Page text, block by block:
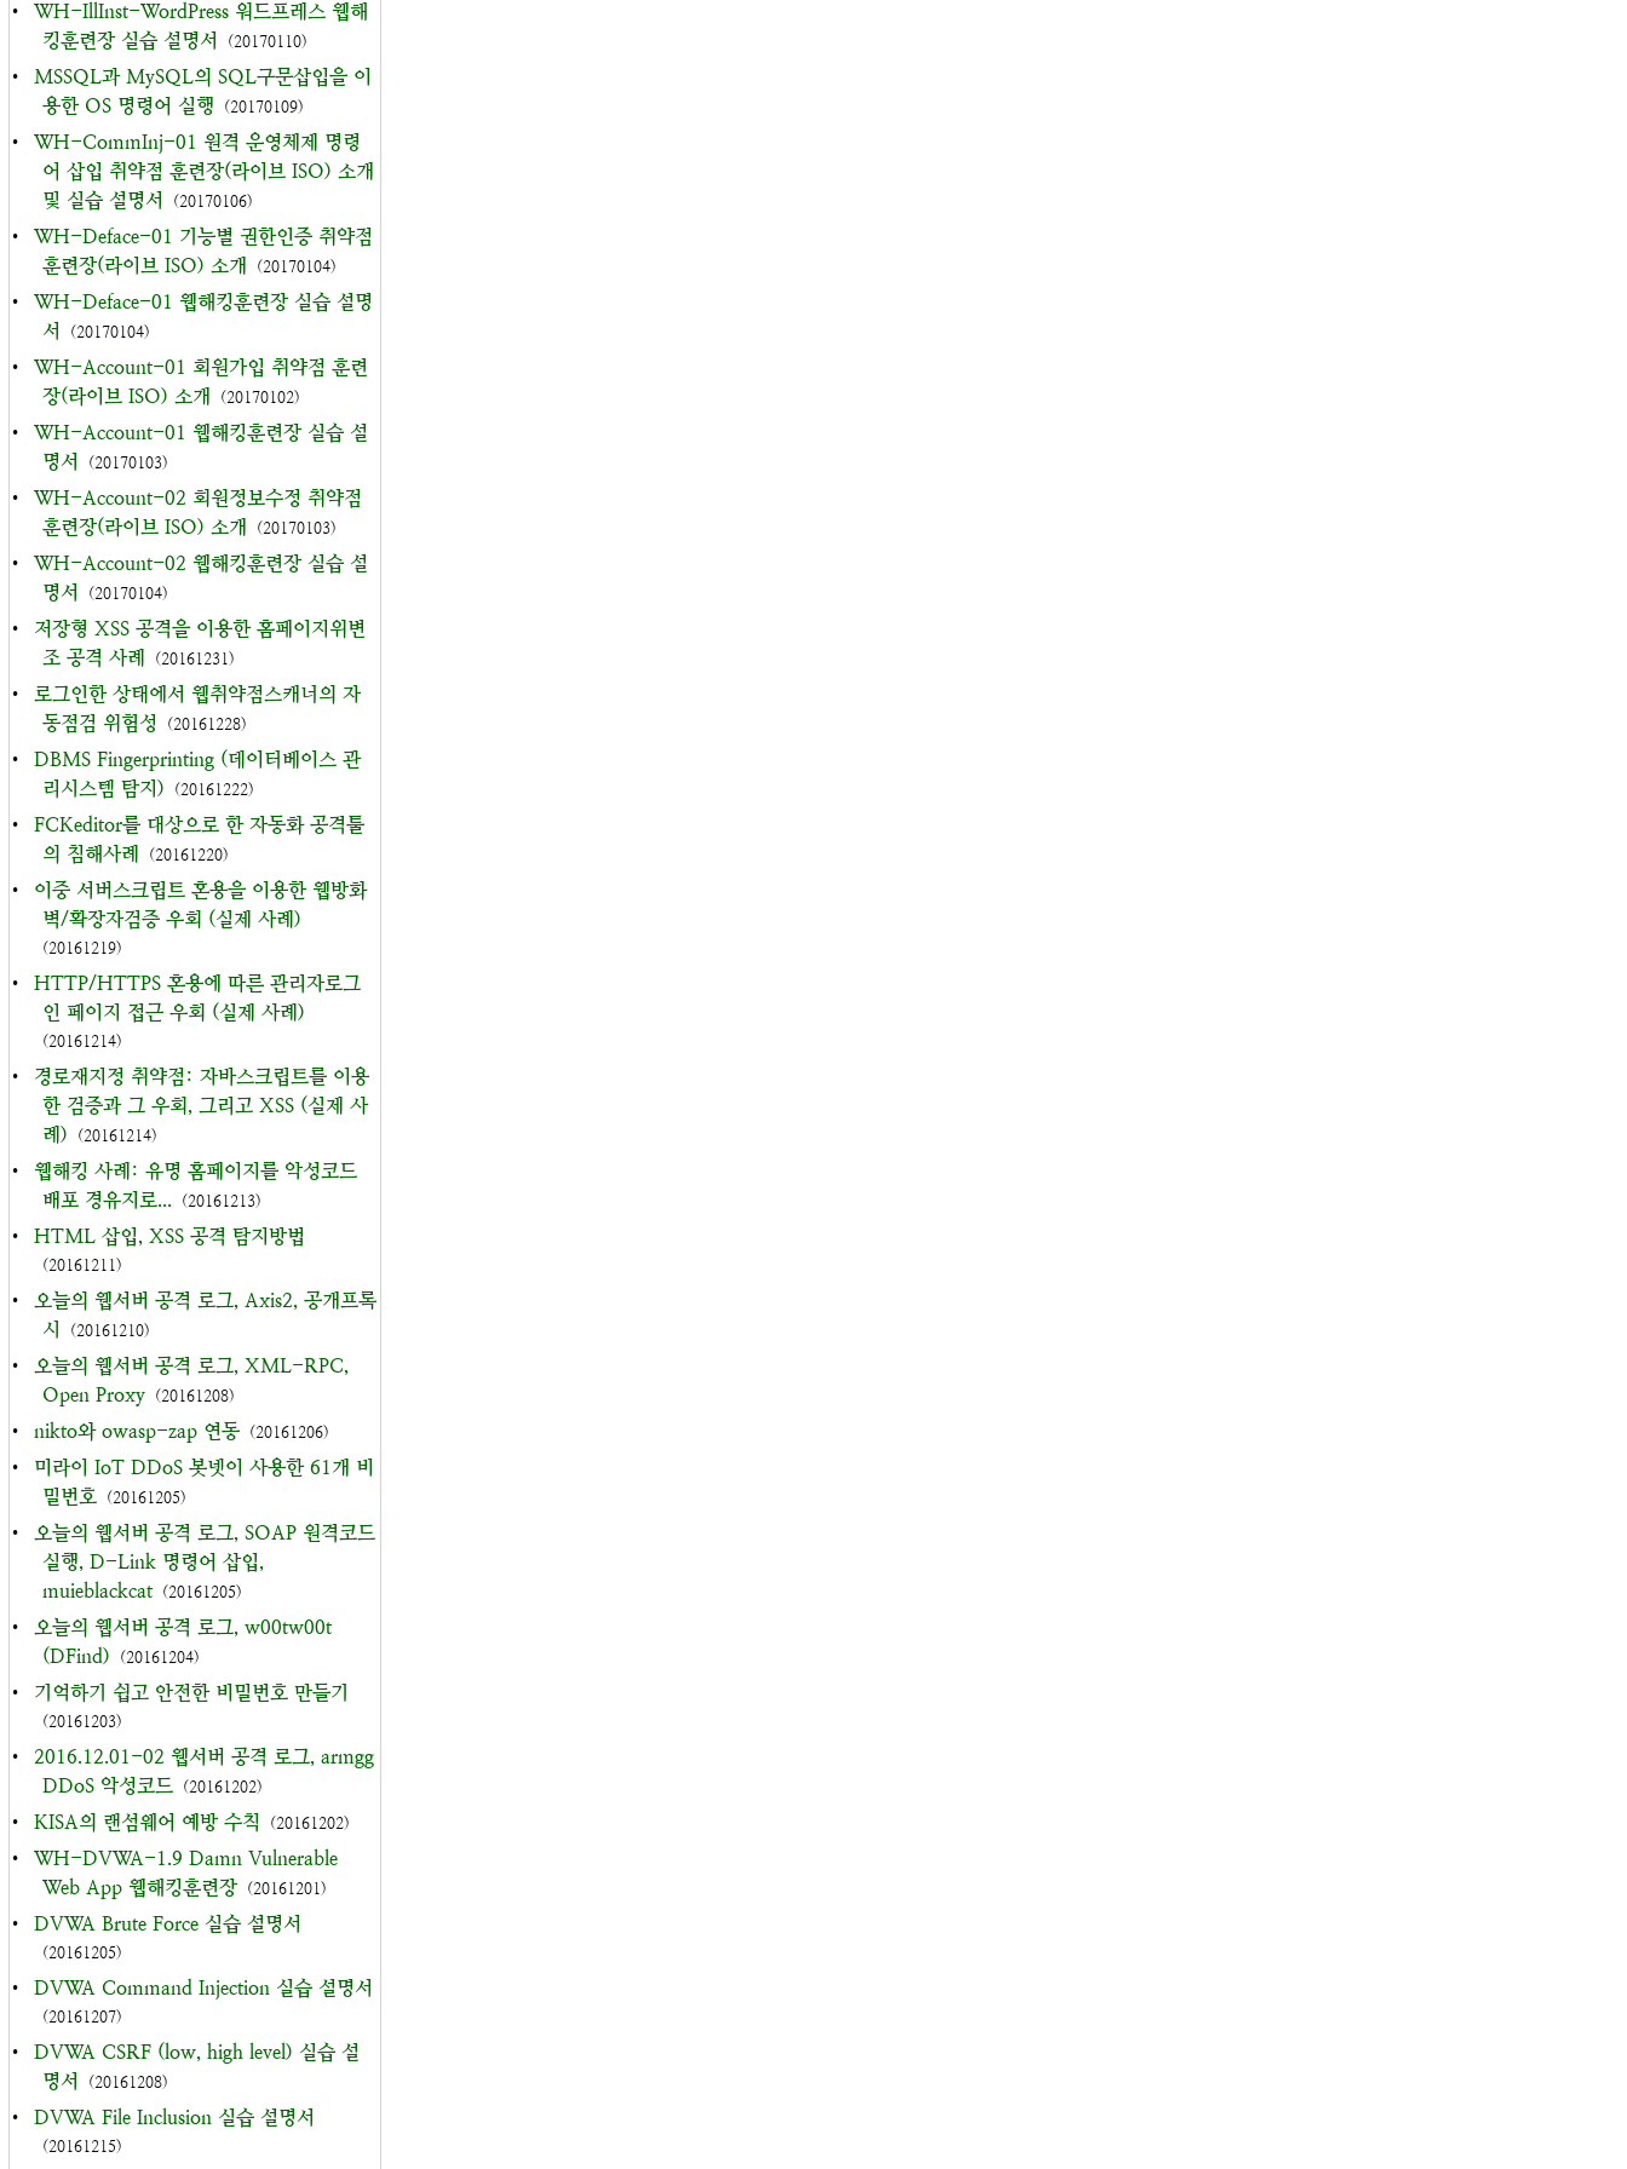
•
WH-IllInst-WordPress 워드프레스 웹해
킹훈련장 실습 설명서
(20170110)
•
MSSQL과 MySQL의 SQL구문삽입을 이
용한 OS 명령어 실행
(20170109)
•
WH-CommInj-01 원격 운영체제 명령
어 삽입 취약점 훈련장(라이브 ISO) 소개
및 실습 설명서
(20170106)
•
WH-Deface-01 기능별 권한인증 취약점
훈련장(라이브 ISO) 소개
(20170104)
•
WH-Deface-01 웹해킹훈련장 실습 설명
서
(20170104)
•
WH-Account-01 회원가입 취약점 훈련
장(라이브 ISO) 소개
(20170102)
•
WH-Account-01 웹해킹훈련장 실습 설
명서
(20170103)
•
WH-Account-02 회원정보수정 취약점
훈련장(라이브 ISO) 소개
(20170103)
•
WH-Account-02 웹해킹훈련장 실습 설
명서
(20170104)
•
저장형 XSS 공격을 이용한 홈페이지위변
조 공격 사례
(20161231)
•
로그인한 상태에서 웹취약점스캐너의 자
동점검 위험성
(20161228)
•
DBMS Fingerprinting (데이터베이스 관
리시스템 탐지)
(20161222)
•
FCKeditor를 대상으로 한 자동화 공격툴
의 침해사례
(20161220)
•
이중 서버스크립트 혼용을 이용한 웹방화
벽/확장자검증 우회 (실제 사례)
(20161219)
•
HTTP/HTTPS 혼용에 따른 관리자로그
인 페이지 접근 우회 (실제 사례)
(20161214)
•
경로재지정 취약점: 자바스크립트를 이용
한 검증과 그 우회, 그리고 XSS (실제 사
례)
(20161214)
•
웹해킹 사례: 유명 홈페이지를 악성코드
배포 경유지로...
(20161213)
• HTML 삽입, XSS 공격 탐지방법
(20161211)
•
오늘의 웹서버 공격 로그, Axis2, 공개프록
시
(20161210)
•
오늘의 웹서버 공격 로그, XML-RPC,
Open Proxy (20161208)
• nikto와 owasp-zap 연동 (20161206)
•
미라이 IoT DDoS 봇넷이 사용한 61개 비
밀번호 (20161205)
•
오늘의 웹서버 공격 로그, SOAP 원격코드
실행, D-Link 명령어 삽입,
muieblackcat (20161205)
•
오늘의 웹서버 공격 로그, w00tw00t
(DFind)
(20161204)
• 기억하기 쉽고 안전한 비밀번호 만들기
(20161203)
•
2016.12.01-02 웹서버 공격 로그, armgg
DDoS 악성코드 (20161202)
• KISA의 랜섬웨어 예방 수칙 (20161202)
•
WH-DVWA-1.9 Damn Vulnerable
Web App 웹해킹훈련장 (20161201)
• DVWA Brute Force 실습 설명서
(20161205)
• DVWA Command Injection 실습 설명서
(20161207)
•
DVWA CSRF (low, high level) 실습 설
명서
(20161208)
• DVWA File Inclusion 실습 설명서
(20161215)